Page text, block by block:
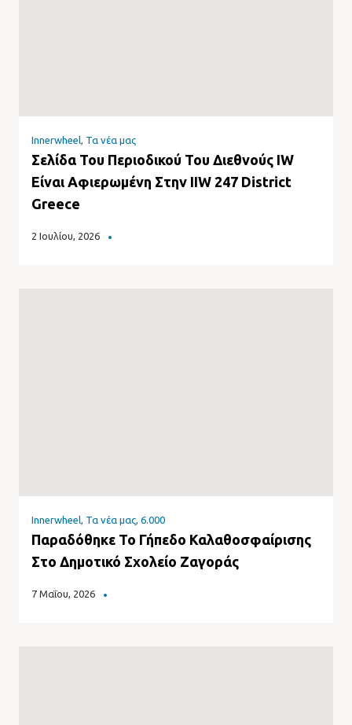
Innerwheel, Τα νέα μας
Σελίδα Του Περιοδικού Του Διεθνούς IW
Είναι Αφιερωμένη Στην IIW 247 District
Greece
2 Ιουλίου, 2026
Innerwheel, Τα νέα μας, 6.000
Παραδόθηκε Το Γήπεδο Καλαθοσφαίρισης
Στο Δημοτικό Σχολείο Ζαγοράς
7 Μαΐου, 2026